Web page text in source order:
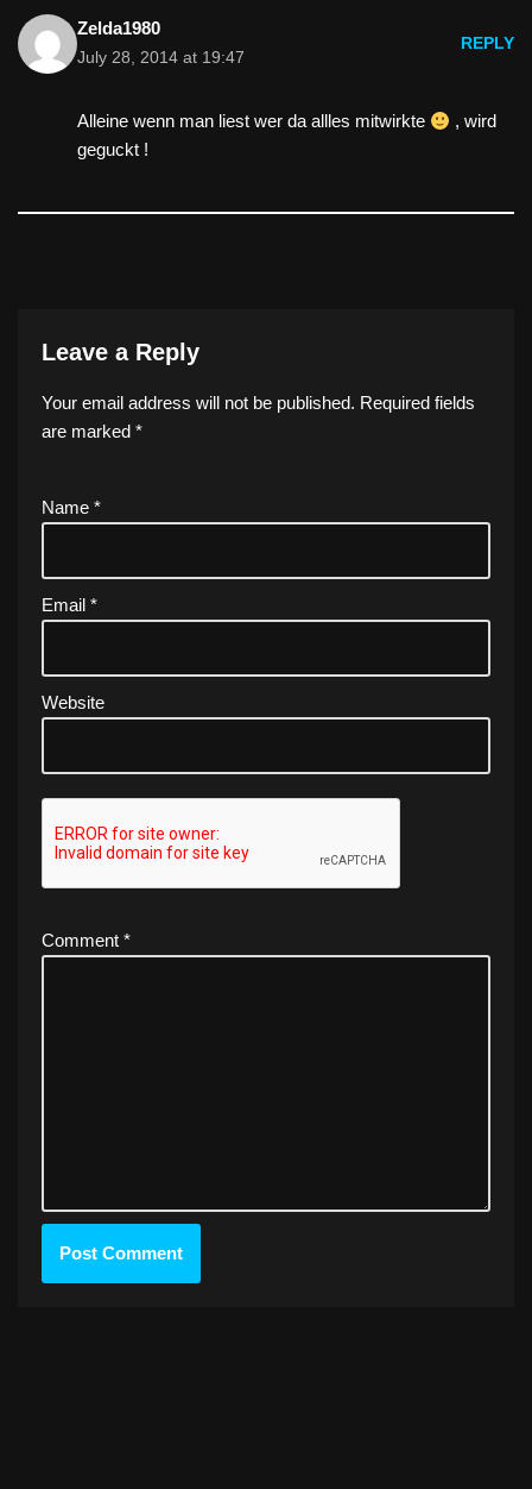
Zelda1980
July 28, 2014 at 19:47
REPLY
Alleine wenn man liest wer da allles mitwirkte
, wird
geguckt !
Leave a Reply
Your email address will not be published. Required fields
are marked *
Name *
Email *
Website
Comment *